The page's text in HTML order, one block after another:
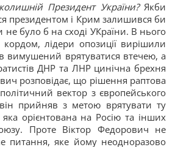
Президент України?Якби
президентом і Крим залишився би
не було б на сході УКраїни. В нього
лідери опозиції вирішили
вимушений врятуватися втечею, а
ДНР та ЛНР цинічна брехня
розповідає, що рішення раптова
вектор з європейського
прийняв з метою врятувати ту
орієнтована на Росію та інших
Проте Віктор Федорович не
питання, яке йому неодноразово